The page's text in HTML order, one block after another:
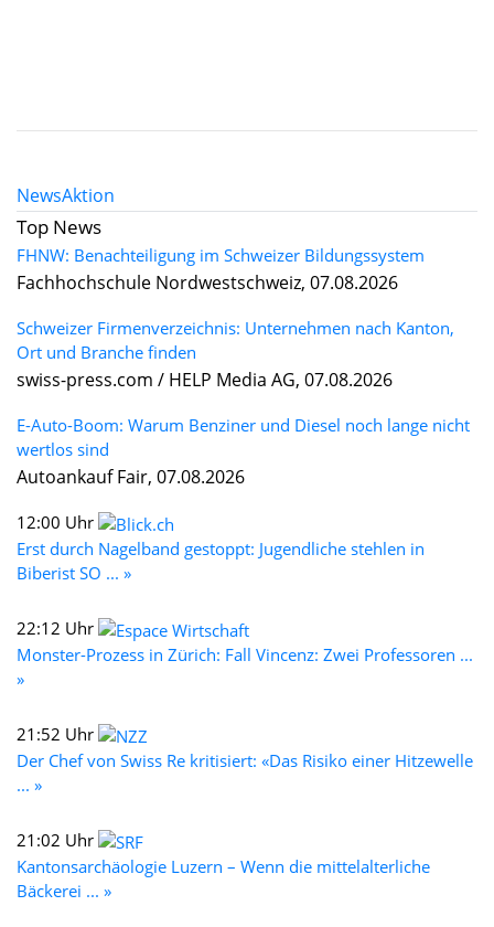
NewsAktion
Top News
FHNW: Benachteiligung im Schweizer Bildungssystem
Fachhochschule Nordwestschweiz, 07.08.2026
Schweizer Firmenverzeichnis: Unternehmen nach Kanton,
Ort und Branche finden
swiss-press.com / HELP Media AG, 07.08.2026
E-Auto-Boom: Warum Benziner und Diesel noch lange nicht
wertlos sind
Autoankauf Fair, 07.08.2026
12:00 Uhr
Erst durch Nagelband gestoppt: Jugendliche stehlen in
Biberist SO ... »
22:12 Uhr
Monster-Prozess in Zürich: Fall Vincenz: Zwei Professoren ...
»
21:52 Uhr
Der Chef von Swiss Re kritisiert: «Das Risiko einer Hitzewelle
... »
21:02 Uhr
Kantonsarchäologie Luzern – Wenn die mittelalterliche
Bäckerei ... »